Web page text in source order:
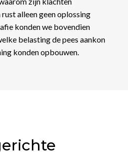
alleen geen oplossing
konden we bovendien
belasting de pees aankon
konden opbouwen.